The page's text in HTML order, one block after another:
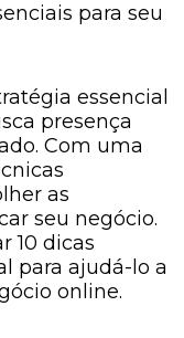
para seu
essencial
presença
Com uma
as
seu negócio.
10 dicas
para ajudá-lo a
online.